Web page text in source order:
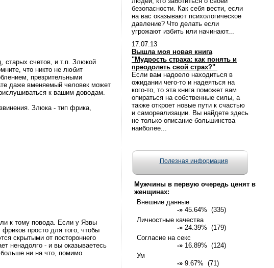
старых счетов, и т.п. Злюкой
что никто не любит
презрительными
даже вменяемый человек может
к вашим доводам.
Злюка - тип фрика,
к тому повода. Если у Язвы
просто для того, чтобы
скрытыми от постороннего
ненадолго - и вы оказываетесь
ни на что, помимо
безопасности. Как себя вести, если
на вас оказывают психологическое
давление? Что делать если
угрожают избить или начинают...
17.07.13
Вышла моя новая книга
"Мудрость страха: как понять и
преодолеть свой страх?"
Если вам надоело находиться в
ожидании чего-то и надеяться на
кого-то, то эта книга поможет вам
опираться на собственные силы, а
также откроет новые пути к счастью
и самореализации. Вы найдете здесь
не только описание большинства
наиболее...
Полезная информация
Мужчины в первую очередь ценят в
женщинах:
Внешние данные
-» 45.64% (335)
Личностные качества
-» 24.39% (179)
Согласие на секс
-» 16.89% (124)
Ум
-» 9.67% (71)